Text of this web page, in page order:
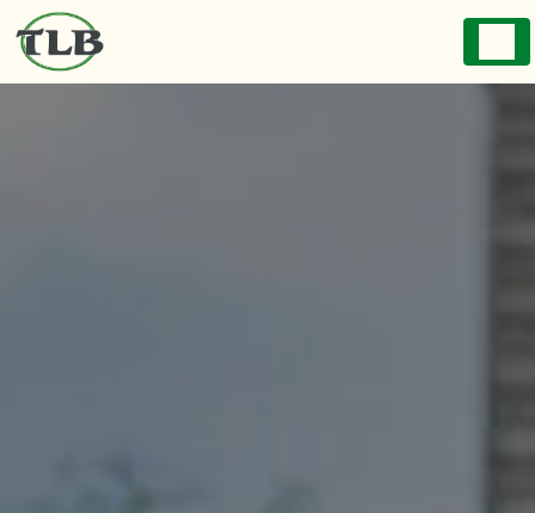
Panneau de gestion des cookies